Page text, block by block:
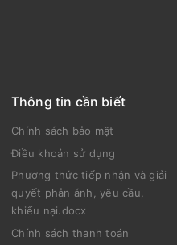
Thông tin cần biết
Chính sách bảo mật
Điều khoản sử dụng
Phương thức tiếp nhận và giải
quyết phản ánh, yêu cầu,
khiếu nại.docx
Chính sách thanh toán